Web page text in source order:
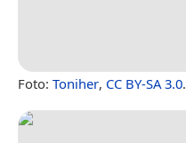
Foto: Toniher, CC BY-SA 3.0.